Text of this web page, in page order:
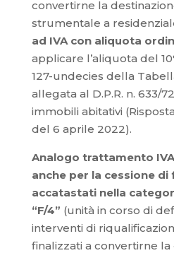
convertirne la
strumentale a
ad IVA con aliquota
applicare l’aliquota del
127-undecies della
allegata al D.P.R. n. 633/
immobili abitativi
del 6 aprile 2022).
Analogo trattamento
anche per la cessione
accatastati nella
“F/4” (unità in corso di
interventi di
finalizzati a convertirne la